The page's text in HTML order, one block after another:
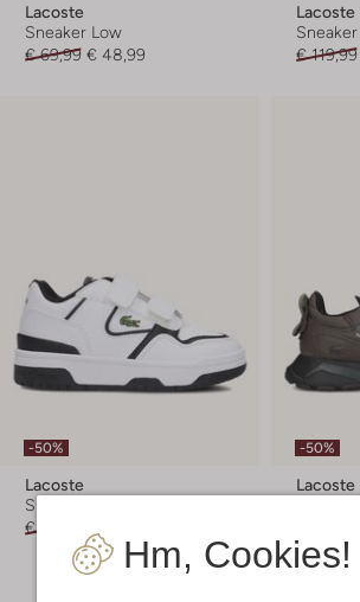
Hm, Cookies!
Lacoste
Sneaker Low
€ 69,99 € 48,99
Lacoste
€ 119,99
-50%
Lacoste
Sneaker Low
€ 74,99
-50%
Lacoste
+ mehr